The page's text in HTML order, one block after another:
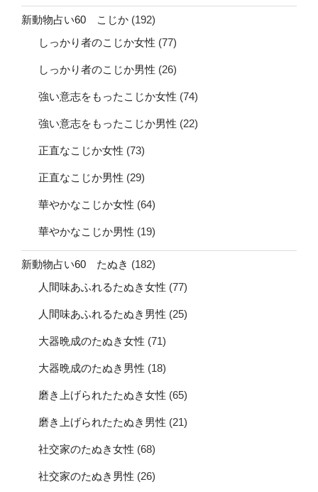
新動物占い60 こじか (192)
しっかり者のこじか女性 (77)
しっかり者のこじか男性 (26)
強い意志をもったこじか女性 (74)
強い意志をもったこじか男性 (22)
正直なこじか女性 (73)
正直なこじか男性 (29)
華やかなこじか女性 (64)
華やかなこじか男性 (19)
新動物占い60 たぬき (182)
人間味あふれるたぬき女性 (77)
人間味あふれるたぬき男性 (25)
大器晩成のたぬき女性 (71)
大器晩成のたぬき男性 (18)
磨き上げられたたぬき女性 (65)
磨き上げられたたぬき男性 (21)
社交家のたぬき女性 (68)
社交家のたぬき男性 (26)